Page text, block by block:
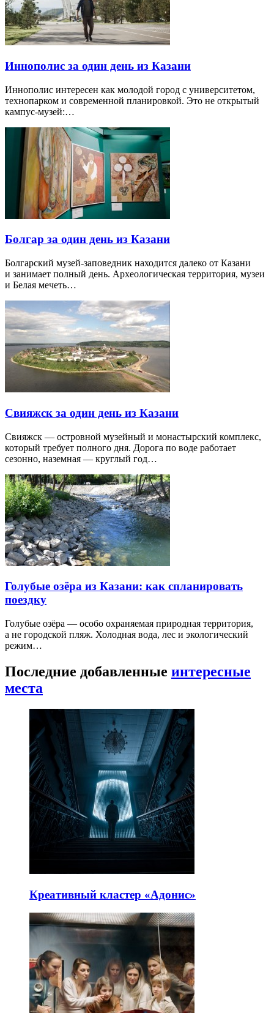
Иннополис за один день из Казани
Иннополис интересен как молодой город с университетом,
технопарком и современной планировкой. Это не открытый
кампус-музей:…
Болгар за один день из Казани
Болгарский музей-заповедник находится далеко от Казани
и занимает полный день. Археологическая территория, музеи
и Белая мечеть…
Свияжск за один день из Казани
Свияжск — островной музейный и монастырский комплекс,
который требует полного дня. Дорога по воде работает
сезонно, наземная — круглый год…
Голубые озёра из Казани: как спланировать
поездку
Голубые озёра — особо охраняемая природная территория,
а не городской пляж. Холодная вода, лес и экологический
режим…
Последние добавленные интересные
места
Креативный кластер «Адонис»